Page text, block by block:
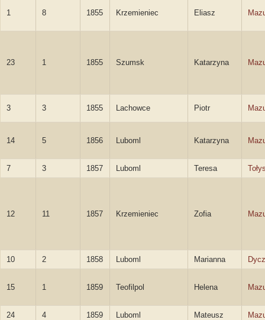
1 8 1855 Krzemieniec Eliasz
23 1 1855 Szumsk Katarzyna
3 3 1855 Lachowce Piotr
14 5 1856 Luboml Katarzyna
7 3 1857 Luboml Teresa
12 11 1857 Krzemieniec Zofia
10 2 1858 Luboml Marianna
15 1 1859 Teofilpol Helena
24 4 1859 Luboml Mateusz